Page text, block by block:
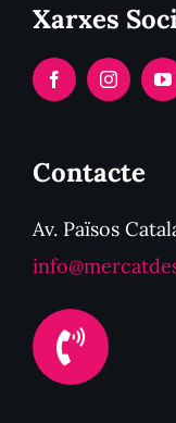
Xarxes
Contacte
Av. Països